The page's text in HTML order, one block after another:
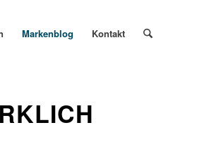
Markenblog Kontakt